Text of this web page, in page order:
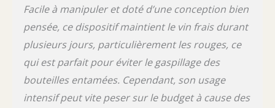
Facile à manipuler et doté d’une conception bien
pensée, ce dispositif maintient le vin frais durant
plusieurs jours, particulièrement les rouges, ce
qui est parfait pour éviter le gaspillage des
bouteilles entamées. Cependant, son usage
intensif peut vite peser sur le budget à cause des